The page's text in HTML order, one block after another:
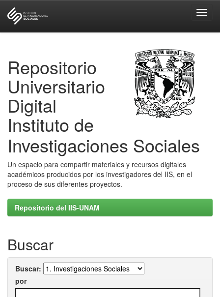
Repositorio
Universitario
Digital
Instituto de
Investigaciones Sociales
Un espacio para compartir materiales y recursos digitales
académicos producidos por los investigadores del IIS, en el
proceso de sus diferentes proyectos.
Repositorio del IIS-UNAM
Buscar
Buscar:
por